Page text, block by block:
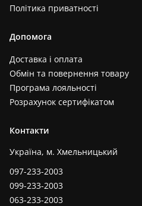
Політика приватності
Допомога
Доставка і оплата
Обмін та повернення товару
Програма лояльності
Розрахунок сертифікатом
Контакти
Україна, м. Хмельницький
097-233-2003
099-233-2003
063-233-2003